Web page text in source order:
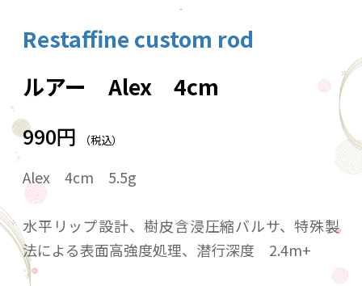
Restaffine custom rod
ルアー Alex 4cm
990円 （税込）
Alex 4cm 5.5g
水平リップ設計、樹皮含浸圧縮バルサ、特殊製
法による表面高強度処理、潜行深度 2.4m+